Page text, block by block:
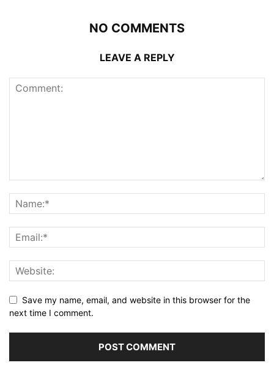
NO COMMENTS
LEAVE A REPLY
Save my name, email, and website in this browser for the
next time I comment.